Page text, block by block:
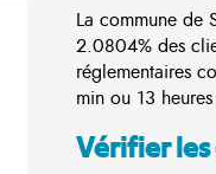
La commune de
2.0804% des
réglementaires
min ou 13
Vérifier les